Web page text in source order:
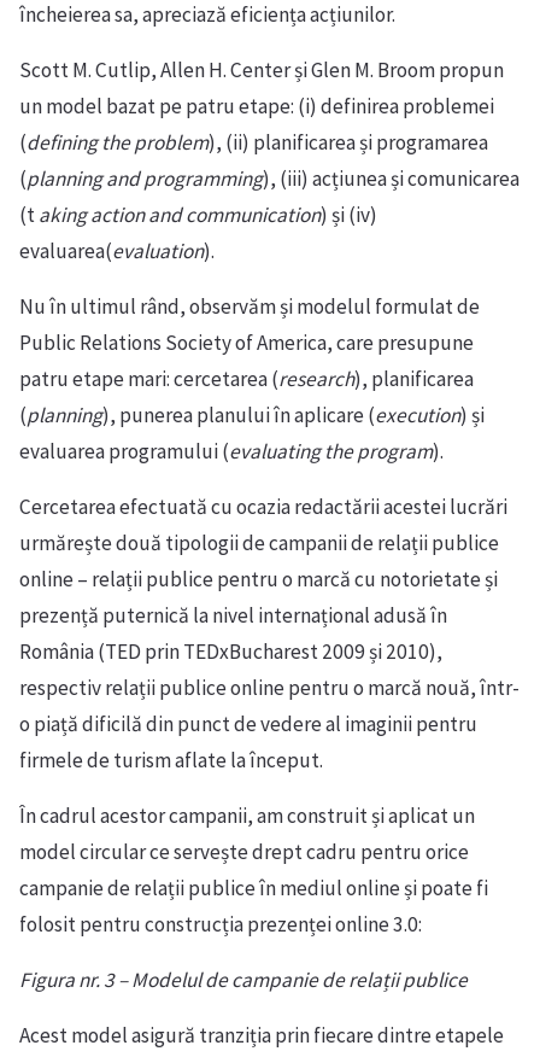
încheierea sa, apreciază eficiența acțiunilor.
Scott M. Cutlip, Allen H. Center și Glen M. Broom propun
un model bazat pe patru etape: (i) definirea problemei
(defining the problem), (ii) planificarea și programarea
(planning and programming), (iii) acțiunea și comunicarea
(taking action and communication) și (iv)
evaluarea(evaluation).
Nu în ultimul rând, observăm și modelul formulat de
Public Relations Society of America, care presupune
patru etape mari: cercetarea (research), planificarea
(planning), punerea planului în aplicare (execution) și
evaluarea programului (evaluating the program).
Cercetarea efectuată cu ocazia redactării acestei lucrări
urmărește două tipologii de campanii de relații publice
online – relații publice pentru o marcă cu notorietate și
prezență puternică la nivel internațional adusă în
România (TED prin TEDxBucharest 2009 și 2010),
respectiv relații publice online pentru o marcă nouă, într-
o piață dificilă din punct de vedere al imaginii pentru
firmele de turism aflate la început.
În cadrul acestor campanii, am construit și aplicat un
model circular ce servește drept cadru pentru orice
campanie de relații publice în mediul online și poate fi
folosit pentru construcția prezenței online 3.0:
Figura nr. 3 – Modelul de campanie de relații publice
Acest model asigură tranziția prin fiecare dintre etapele